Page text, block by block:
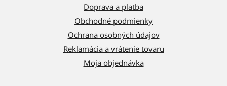
Doprava a platba
Obchodné podmienky
Ochrana osobných údajov
Reklamácia a vrátenie tovaru
Moja objednávka